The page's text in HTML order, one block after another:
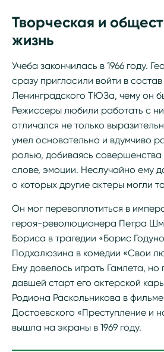
Творческая и
жизнь
Учеба закончилась в 1966 году.
сразу пригласили войти в
Ленинградского ТЮЗа, чему он
Режиссеры любили работать с
отличался не только
умел основательно и вдумчиво
ролью, добиваясь совершенства
слове, эмоции. Неслучайно ему
о которых другие актеры могли
Он мог перевоплотиться в
героя-революционера Петра
Бориса в трагедии «Борис
Подхалюзина в комедии «Свои
Ему довелось играть Гамлета,
давшей старт его актерской
Родиона Раскольникова в
Достоевского «Преступление и
вышла на экраны в 1969 году.